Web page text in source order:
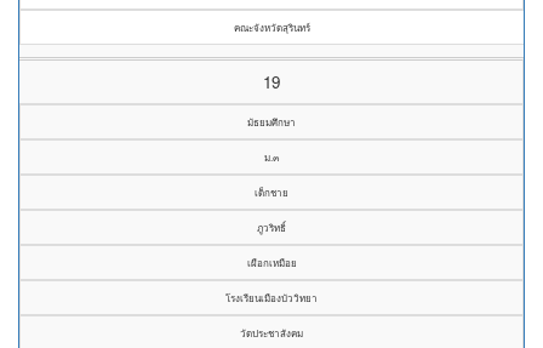
คณะจังหวัดสุรินทร์
19
มัธยมศึกษา
ม.๓
เด็กชาย
ภูวริทธิ์
เผือกเหมือย
โรงเรียนเมืองบัววิทยา
วัดประชาสังคม